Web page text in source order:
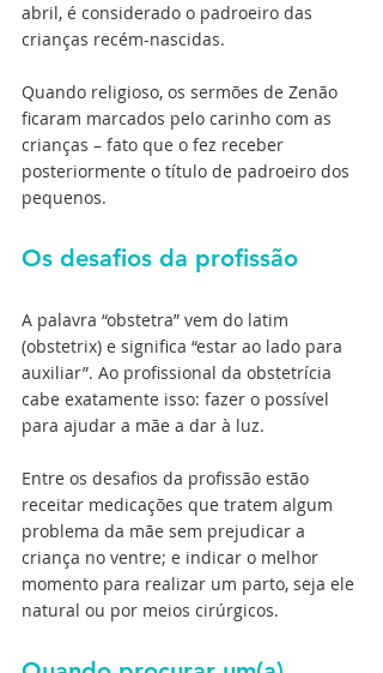
abril, é considerado o padroeiro das
crianças recém-nascidas.
Quando religioso, os sermões de Zenão
ficaram marcados pelo carinho com as
crianças – fato que o fez receber
posteriormente o título de padroeiro dos
pequenos.
Os desafios da profissão
A palavra “obstetra” vem do latim
(obstetrix) e significa “estar ao lado para
auxiliar”. Ao profissional da obstetrícia
cabe exatamente isso: fazer o possível
para ajudar a mãe a dar à luz.
Entre os desafios da profissão estão
receitar medicações que tratem algum
problema da mãe sem prejudicar a
criança no ventre; e indicar o melhor
momento para realizar um parto, seja ele
natural ou por meios cirúrgicos.